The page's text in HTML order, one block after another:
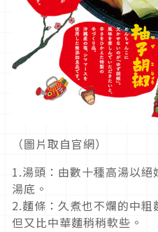
（圖片取自官網）
1.湯頭：由數十種高湯以
湯底。
2.麵條：久煮也不爛的中
但又比中華麵稍稍軟些。